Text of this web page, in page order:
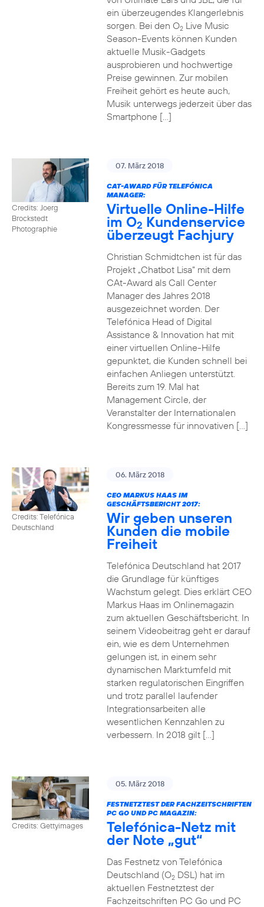
ein überzeugendes Klangerlebnis
sorgen. Bei den O2Live Music
Season-Events können Kunden
aktuelle Musik-Gadgets
ausprobieren und hochwertige
Preise gewinnen. Zur mobilen
Freiheit gehört es heute auch,
Musik unterwegs jederzeit über das
Smartphone […]
Credits: Joerg
Brockstedt
Photographie
07. März 2018
CAT-AWARD FÜR TELEFÓNICA
MANAGER:
Virtuelle Online-Hilfe
im O2 Kundenservice
überzeugt Fachjury
Christian Schmidtchen ist für das
Projekt „Chatbot Lisa“ mit dem
CAt-Award als Call Center
Manager des Jahres 2018
ausgezeichnet worden. Der
Telefónica Head of Digital
Assistance & Innovation hat mit
einer virtuellen Online-Hilfe
gepunktet, die Kunden schnell bei
einfachen Anliegen unterstützt.
Bereits zum 19. Mal hat
Management Circle, der
Veranstalter der Internationalen
Kongressmesse für innovativen […]
Credits: Telefónica
Deutschland
06. März 2018
CEO MARKUS HAAS IM
GESCHÄFTSBERICHT 2017:
Wir geben unseren
Kunden die mobile
Freiheit
Telefónica Deutschland hat 2017
die Grundlage für künftiges
Wachstum gelegt. Dies erklärt CEO
Markus Haas im Onlinemagazin
zum aktuellen Geschäftsbericht. In
seinem Videobeitrag geht er darauf
ein, wie es dem Unternehmen
gelungen ist, in einem sehr
dynamischen Marktumfeld mit
starken regulatorischen Eingriffen
und trotz parallel laufender
Integrationsarbeiten alle
wesentlichen Kennzahlen zu
verbessern. In 2018 gilt […]
Credits: Gettyimages
05. März 2018
FESTNETZTEST DER FACHZEITSCHRIFTEN
PC GO UND PC MAGAZIN:
Telefónica-Netz mit
der Note „gut“
Das Festnetz von Telefónica
Deutschland (O2DSL) hat im
aktuellen Festnetztest der
Fachzeitschriften PC Go und PC